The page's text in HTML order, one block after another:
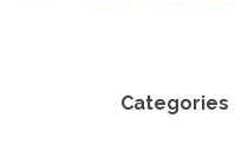
Categories